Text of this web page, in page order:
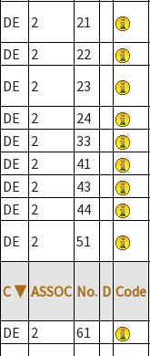
DE 2 21
DE
2 22
DE
2 23
DE
2 24
DE
2 33
DE
2 41
DE
2 43
DE
2 44
DE
2 51
C ▼ ASSOC No. D Code
DE 2 61